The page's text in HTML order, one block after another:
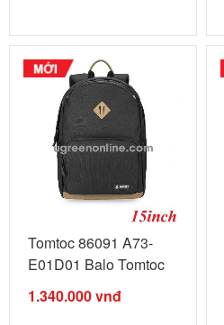
Tomtoc 86091 A73-
E01D01 Balo Tomtoc
lightweight ...
1.340.000vnđ